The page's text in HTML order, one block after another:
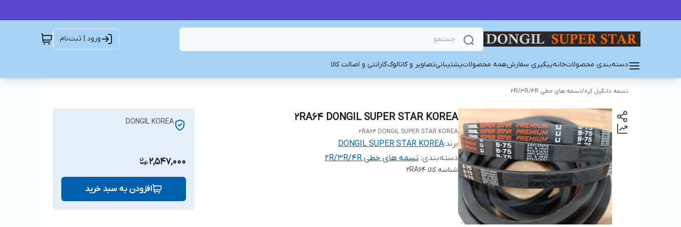
ورود | ثبت‌نام
دسته‌بندی محصولاتخانهپیگیری سفارشهمه محصولاتپشتیبانیتصاویر و کاتالوگگارانتی و اصالت کالا
تسمه دانگیل کره/تسمه های خطی 2R/3R/4R
2RA64 DONGIL SUPER STAR KOREA
2RA64 DONGIL SUPER STAR KOREA
برند:DONGIL SUPER STAR KOREA
دسته‌بندی: تسمه های خطی 2R/3R/4R
شناسه کالا 2RA64
DONGIL KOREA
2,547,000
افزودن به سبد خرید